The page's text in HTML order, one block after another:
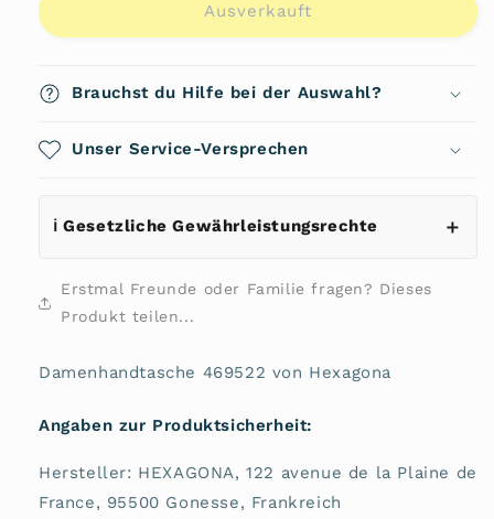
Damenhandtasche
Hexagona
Damenhandtasche
Hexagona
Ausverkauft
Brauchst du Hilfe bei der Auswahl?
Unser Service-Versprechen
ℹ️ Gesetzliche Gewährleistungsrechte
Erstmal Freunde oder Familie fragen? Dieses
Produkt teilen...
Damenhandtasche 469522 von Hexagona
Angaben zur Produktsicherheit:
Hersteller: HEXAGONA, 122 avenue de la Plaine de
France, 95500 Gonesse, Frankreich